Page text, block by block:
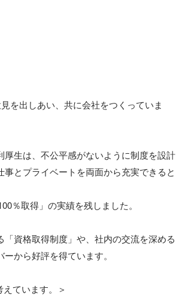
を出しあい、共に会社をつくっていま
厚生は、不公平感がないように制度を設計
とプライベートを両面から充実できると
％取得」の実績を残しました。
資格取得制度」や、社内の交流を深める
から好評を得ています。
ています。＞